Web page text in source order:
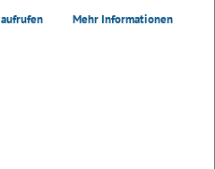
Mehr Informationen